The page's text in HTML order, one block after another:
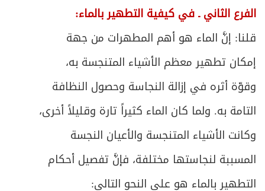
الفرع الثاني ـ في كيفية التطهير بالماء:
قلنا: إنَّ الماء هو أهم المطهرات من جهة
إمكان تطهير معظم الأشياء المتنجسة به،
وقوّة أثره في إزالة النجاسة وحصول النظافة
التامة به. ولما كان الماء كثيراً تارة وقليلاً أخرى،
وكانت الأشياء المتنجسة والأعيان النجسة
المسببة لنجاستها مختلفة، فإنَّ تفصيل أحكام
التطهير بالماء هو على النحو التالي: